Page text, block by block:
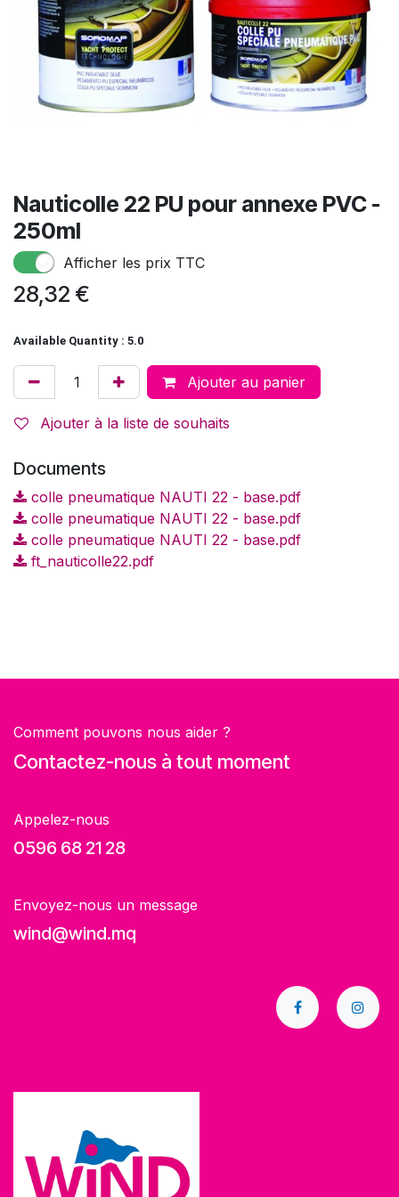
Nauticolle 22 PU pour annexe PVC -
250ml
Afficher les prix TTC
28,32 €
Available Quantity : 5.0
Ajouter au panier
Ajouter à la liste de souhaits
Documents
colle pneumatique NAUTI 22 - base.pdf
colle pneumatique NAUTI 22 - base.pdf
colle pneumatique NAUTI 22 - base.pdf
ft_nauticolle22.pdf
Comment pouvons nous aider ?
Contactez-nous à tout moment
Appelez-nous
0596 68 21 28
Envoyez-nous un message
wind@wind.mq